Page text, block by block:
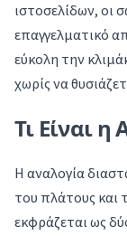
ιστοσελίδων, οι
επαγγελματικό
εύκολη την
χωρίς να
Τι Είναι
Η αναλογία
του πλάτους και
εκφράζεται ως